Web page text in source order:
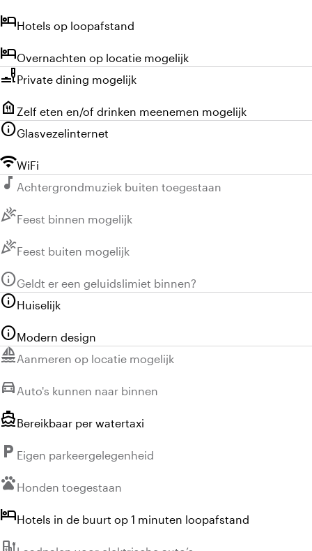
hotelHotels op loopafstand
hotelOvernachten op locatie mogelijk
brunch_diningPrivate dining mogelijk
food_bank Zelf eten en/of drinken meenemen mogelijk
infoGlasvezelinternet
wifiWiFi
music_note Niet beschikbaar:
Achtergrondmuziek buiten toegestaan
celebrationNiet beschikbaar:
Feest binnen mogelijk
celebrationNiet beschikbaar:
Feest buiten mogelijk
infoNiet beschikbaar:
Geldt er een geluidslimiet binnen?
infoHuiselijk
infoModern design
sailing Niet beschikbaar:
Aanmeren op locatie mogelijk
directions_car Niet beschikbaar:
Auto's kunnen naar binnen
directions_boatBereikbaar per watertaxi
local_parking Niet beschikbaar:
Eigen parkeergelegenheid
petsNiet beschikbaar:
Honden toegestaan
hotelHotels in de buurt op 1 minuten loopafstand
Niet beschikbaar: